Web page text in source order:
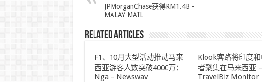
JPMorganChase获得RM1.4B -
MALAY MAIL
Related Articles
F1、10月大型活动推动马来
西亚游客人数突破4000万：
Nga – Newswav
Klook客路将印度
者聚集在马来西亚 –
TravelBiz Monitor